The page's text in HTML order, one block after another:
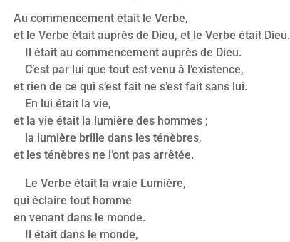
Au commencement était le Verbe,
et le Verbe était auprès de Dieu, et le Verbe était Dieu.
Il était au commencement auprès de Dieu.
C’est par lui que tout est venu à l’existence,
et rien de ce qui s’est fait ne s’est fait sans lui.
En lui était la vie,
et la vie était la lumière des hommes ;
la lumière brille dans les ténèbres,
et les ténèbres ne l’ont pas arrêtée.
Le Verbe était la vraie Lumière,
qui éclaire tout homme
en venant dans le monde.
Il était dans le monde,